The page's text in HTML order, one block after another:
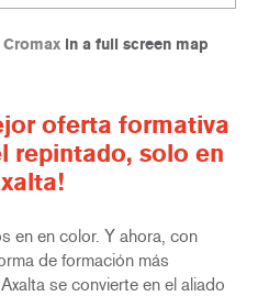
in a full screen map
oferta formativa
repintado, solo en
en en color. Y ahora, con
de formación más
se convierte en el aliado